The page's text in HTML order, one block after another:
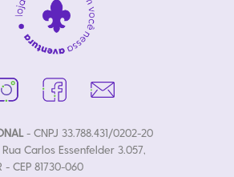
- CNPJ 33.788.431/0202-20
Carlos Essenfelder 3.057,
CEP 81730-060